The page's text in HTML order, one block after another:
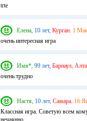
trte
Елена, 10 лет, Курган. 1
очень интересная игра
Имя*, 99 лет, Барнаул,
очень трудно
Настя, 10 лет, Самара. 16
Классная игра. Советую всем
нечаянно.